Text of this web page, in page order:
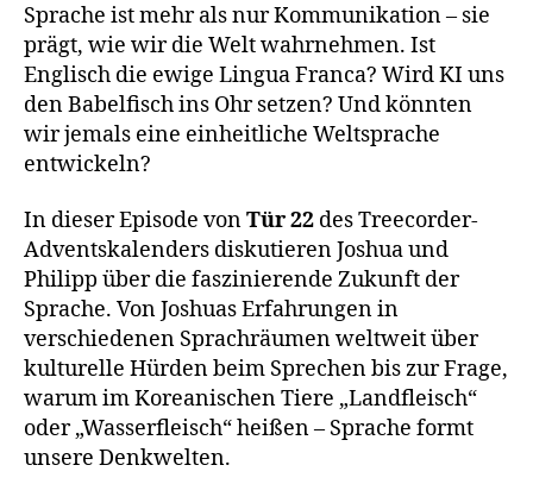
Sprache ist mehr als nur Kommunikation – sie
prägt, wie wir die Welt wahrnehmen. Ist
Englisch die ewige Lingua Franca? Wird KI uns
den Babelfisch ins Ohr setzen? Und könnten
wir jemals eine einheitliche Weltsprache
entwickeln?
In dieser Episode vonTür 22 des Treecorder-
Adventskalenders diskutieren Joshua und
Philipp über die faszinierende Zukunft der
Sprache. Von Joshuas Erfahrungen in
verschiedenen Sprachräumen weltweit über
kulturelle Hürden beim Sprechen bis zur Frage,
warum im Koreanischen Tiere „Landfleisch“
oder „Wasserfleisch“ heißen – Sprache formt
unsere Denkwelten.